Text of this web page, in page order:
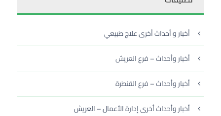
أخبار و أحداث أخرى علاج طبيعي
أخبار وأحداث – فرع العريش
أخبار وأحداث – فرع القنطرة
أخبار وأحداث أخرى إدارة الأعمال – العريش